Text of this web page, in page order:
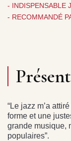
- INDISPENSABLE
- RECOMMANDÉ
“Le jazz m’a
forme et une
grande musique,
populaires”.